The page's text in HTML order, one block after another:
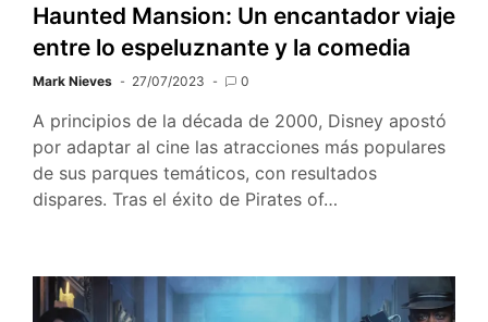
Haunted Mansion: Un encantador viaje
entre lo espeluznante y la comedia
Mark Nieves 27/07/2023 0
A principios de la década de 2000, Disney apostó
por adaptar al cine las atracciones más populares
de sus parques temáticos, con resultados
dispares. Tras el éxito de Pirates of…